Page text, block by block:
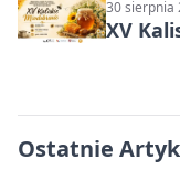
30 sierpnia
XV
Ostatnie